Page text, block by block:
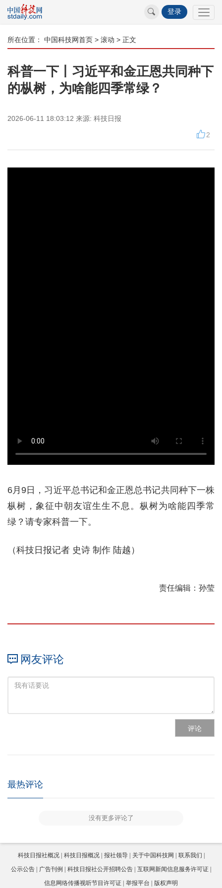
登录
所在位置： 中国科技网首页 > 滚动 > 正文
科普一下丨习近平和金正恩共同种下
的枞树，为啥能四季常绿？
2026-06-11 18:03:12 来源: 科技日报
2
6月9日，习近平总书记和金正恩总书记共同种下一株
枞树，象征中朝友谊生生不息。枞树为啥能四季常
绿？请专家科普一下。
（科技日报记者 史诗 制作 陆越）
责任编辑：孙莹
网友评论
评论
最热评论
没有更多评论了
科技日报社概况 科技日报概况 报社领导 关于中国科技网
联系我们
公示公告
广告刊例 科技日报社公开招聘公告
互联网新闻信息服务许可证
信息网络传播视听节目许可证
举报平台 版权声明